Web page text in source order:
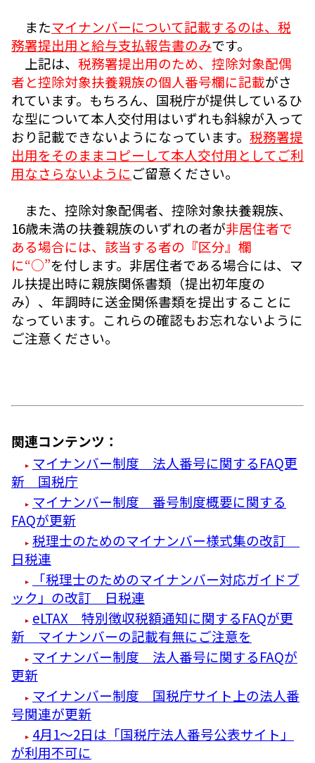
またマイナンバーについて記載するのは、税
務署提出用と給与支払報告書のみです。
上記は、 税務署提出用のため、控除対象配偶
者と控除対象扶養親族の個人番号欄に記載がさ
れています。もちろん、国税庁が提供しているひ
な型について本人交付用はいずれも斜線が入って
おり記載できないようになっています。 税務署提
出用をそのままコピーして本人交付用としてご利
用なさらないようにご留意ください。
また、控除対象配偶者、控除対象扶養親族、
16歳未満の扶養親族のいずれの者が非居住者で
ある場合には、該当する者の『区分』欄
に“○”を付します。非居住者である場合には、マ
ル扶提出時に親族関係書類（提出初年度の
み）、年調時に送金関係書類を提出することに
なっています。これらの確認もお忘れないように
ご注意ください。
関連コンテンツ：
マイナンバー制度 法人番号に関するFAQ更
新 国税庁
マイナンバー制度 番号制度概要に関する
FAQが更新
税理士のためのマイナンバー様式集の改訂
日税連
「税理士のためのマイナンバー対応ガイドブ
ック」の改訂 日税連
eLTAX 特別徴収税額通知に関するFAQが更
新 マイナンバーの記載有無にご注意を
マイナンバー制度 法人番号に関するFAQが
更新
マイナンバー制度 国税庁サイト上の法人番
号関連が更新
4月1～2日は「国税庁法人番号公表サイト」
が利用不可に